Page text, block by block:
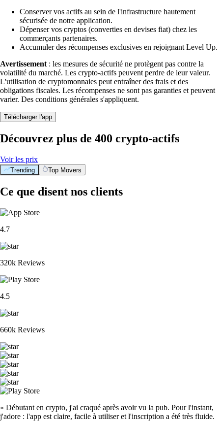
Conserver vos actifs au sein de l'infrastructure hautement
sécurisée de notre application.
Dépenser vos cryptos (converties en devises fiat) chez les
commerçants partenaires.
Accumuler des récompenses exclusives en rejoignant Level Up.
Avertissement : les mesures de sécurité ne protègent pas contre la
volatilité du marché. Les crypto-actifs peuvent perdre de leur valeur.
L'utilisation de cryptomonnaies peut entraîner des frais et des
obligations fiscales. Les récompenses ne sont pas garanties et peuvent
varier. Des conditions générales s'appliquent.
Télécharger l'app
Découvrez plus de 400 crypto-actifs
Voir les prix
Trending Top Movers
Ce que disent nos clients
4.7
320k Reviews
4.5
660k Reviews
« Débutant en crypto, j'ai craqué après avoir vu la pub. Pour l'instant,
j'adore : l'app est claire, facile à utiliser et l'inscription a été très fluide.